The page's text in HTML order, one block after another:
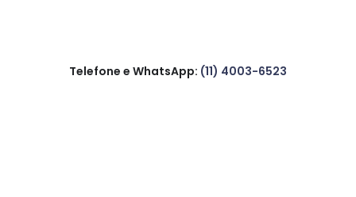
Telefone e WhatsApp: (11) 4003-6523